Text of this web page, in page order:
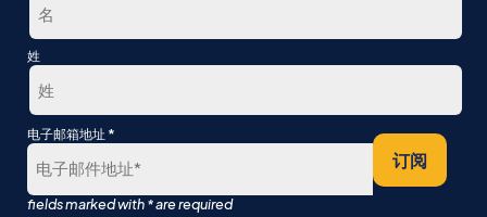
第
一
姓
最
后
电子邮箱地址 *
订阅